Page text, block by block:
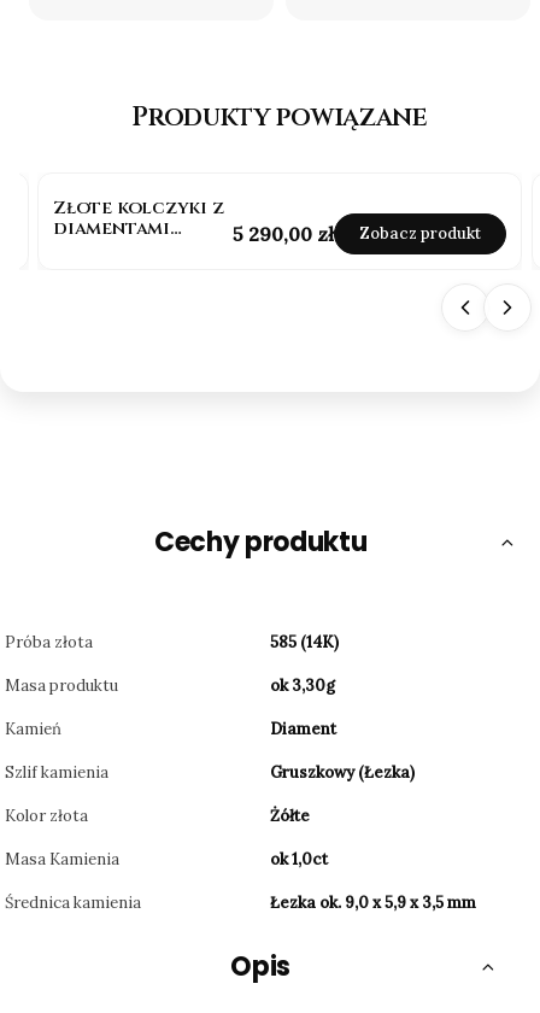
Produkty powiązane
Złote kolczyki z
diamentami
Cena
5 290,00 zł Zobacz produkt
Cechy produktu
Próba złota 585 (14K)
Masa produktu ok 3,30g
Kamień Diament
Szlif kamienia Gruszkowy (Łezka)
Kolor złota Żółte
Masa Kamienia ok 1,0ct
Średnica kamienia Łezka ok. 9,0 x 5,9 x 3,5 mm
Opis